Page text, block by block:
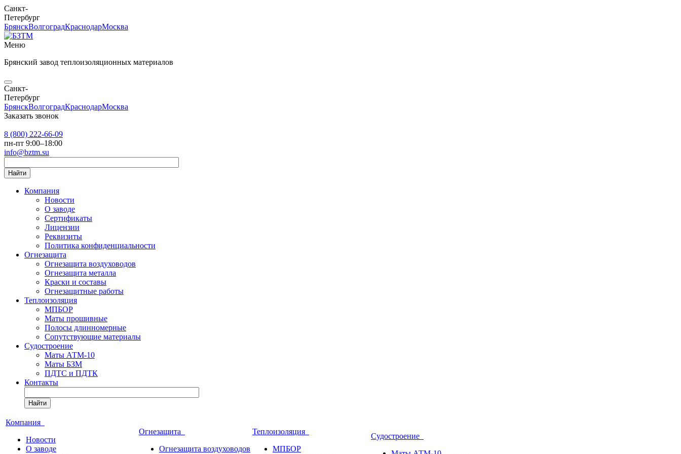
Санкт-
Петербург
БрянскВолгоградКраснодарМосква
Меню
Брянский завод теплоизоляционных материалов
Санкт-
Петербург
БрянскВолгоградКраснодарМосква
Заказать звонок
8 (800) 222-66-09
пн-пт 9:00–18:00
info@bztm.su
Найти
Компания
Новости
О заводе
Сертификаты
Лицензии
Реквизиты
Политика конфиденциальности
Огнезащита
Огнезащита воздуховодов
Огнезащита металла
Краски и составы
Огнезащитные работы
Теплоизоляция
МПБОР
Маты прошивные
Полосы длинномерные
Сопутствующие материалы
Судостроение
Маты АТМ-10
Маты БЗМ
ПДТС и ПДТК
Контакты
Найти
Компания
Новости
О заводе
Огнезащита
Огнезащита воздуховодов
Теплоизоляция
МПБОР
Судостроение